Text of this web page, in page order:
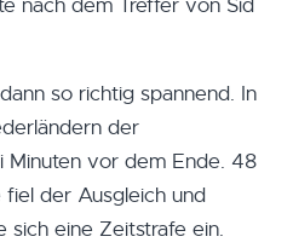
nach dem Treffer von Sid
so richtig spannend. In
der
Minuten vor dem Ende. 48
der Ausgleich und
sich eine Zeitstrafe ein.